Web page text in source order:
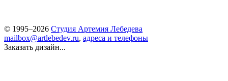
© 1995–2026 Студия Артемия Лебедева
mailbox@artlebedev.ru, адреса и телефоны
Заказать дизайн...